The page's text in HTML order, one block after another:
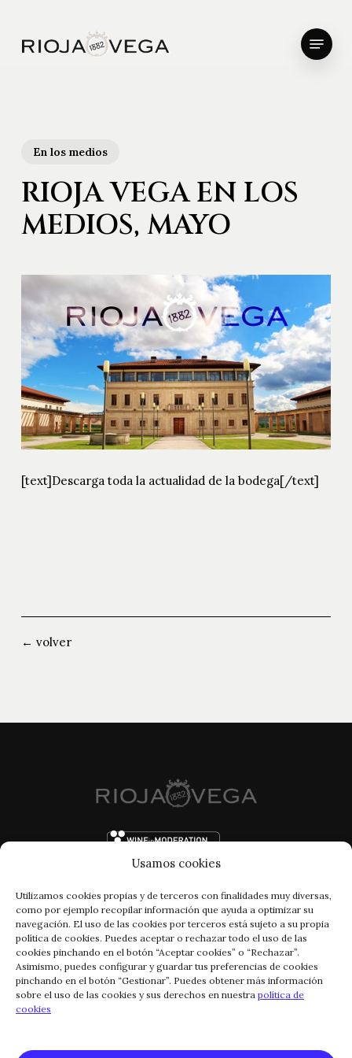
Usamos cookies
Utilizamos cookies propias y de terceros con finalidades muy diversas,
como por ejemplo recopilar información que ayuda a optimizar su
navegación. El uso de las cookies por terceros está sujeto a su propia
política de cookies. Puedes aceptar o rechazar todo el uso de las
cookies pinchando en el botón “Aceptar cookies” o “Rechazar”.
Asimismo, puedes configurar y guardar tus preferencias de cookies
pinchando en el botón “Gestionar”. Puedes obtener más información
sobre el uso de las cookies y sus derechos en nuestra política de
cookies
main
Menu
En los medios
RIOJA VEGA EN LOS
MEDIOS, MAYO
[text]Descarga toda la actualidad de la bodega[/text]
← volver
FACEBOOKINSTAGRAM
Close